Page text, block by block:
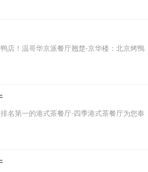
鸭店！温哥华京派餐厅翘楚-京华楼：北京烤鴨
名第一的港式茶餐厅-四季港式茶餐厅为您奉